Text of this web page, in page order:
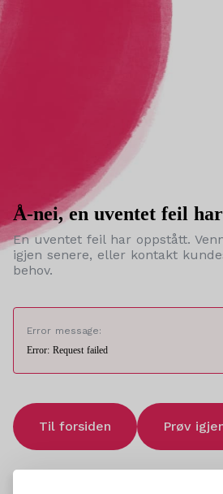
Å-nei, en uventet feil
En uventet feil har oppstått.
igjen senere, eller kontakt
behov.
Error message:
Error: Request failed
Til forsiden Prøv